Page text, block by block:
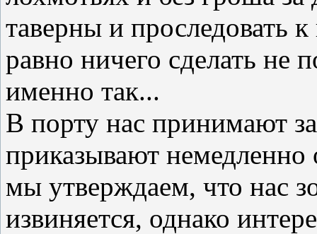
таверны и проследовать
равно ничего сделать не
именно так...
В порту нас принимают
приказывают немедленно
мы утверждаем, что нас
извиняется, однако